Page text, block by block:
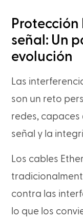
Protección
señal: Un
evolución
Las
son un reto
redes,
señal y la
Los cables
contra las
lo que los